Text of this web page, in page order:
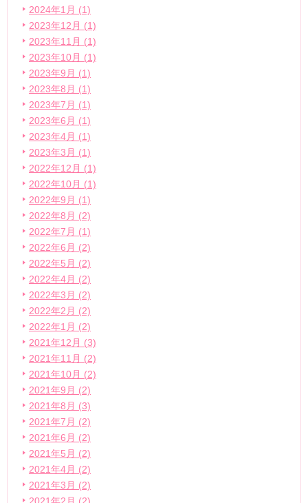
2024年1月 (1)
2023年12月 (1)
2023年11月 (1)
2023年10月 (1)
2023年9月 (1)
2023年8月 (1)
2023年7月 (1)
2023年6月 (1)
2023年4月 (1)
2023年3月 (1)
2022年12月 (1)
2022年10月 (1)
2022年9月 (1)
2022年8月 (2)
2022年7月 (1)
2022年6月 (2)
2022年5月 (2)
2022年4月 (2)
2022年3月 (2)
2022年2月 (2)
2022年1月 (2)
2021年12月 (3)
2021年11月 (2)
2021年10月 (2)
2021年9月 (2)
2021年8月 (3)
2021年7月 (2)
2021年6月 (2)
2021年5月 (2)
2021年4月 (2)
2021年3月 (2)